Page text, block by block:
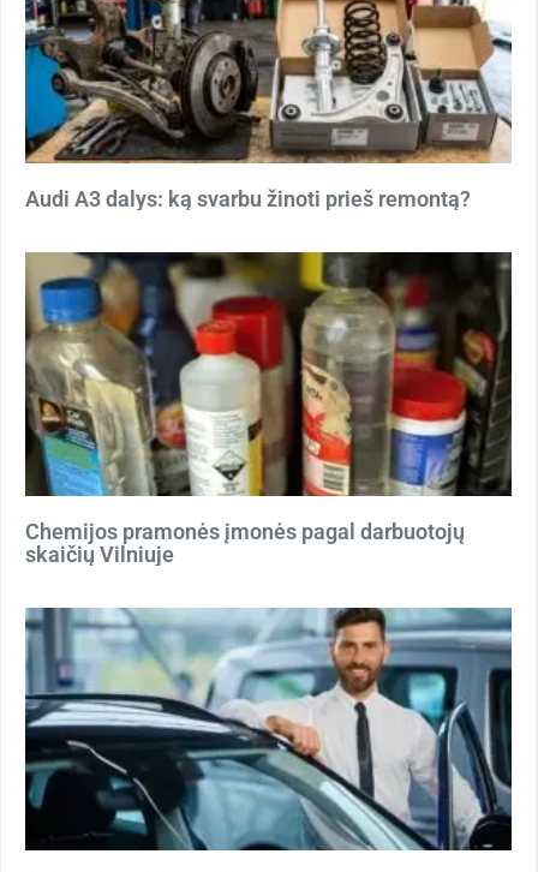
Audi A3 dalys: ką svarbu žinoti prieš remontą?
Chemijos pramonės įmonės pagal darbuotojų
skaičių Vilniuje